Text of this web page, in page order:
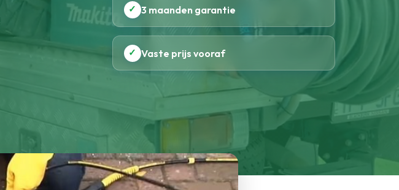
✓ 3 maanden garantie
✓ Vaste prijs vooraf